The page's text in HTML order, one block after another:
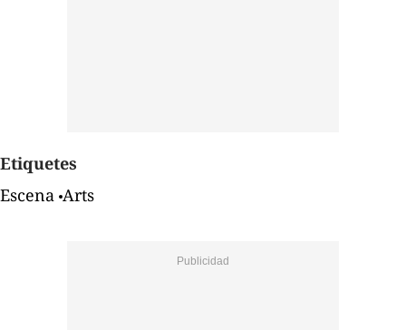
Etiquetes
Escena Arts